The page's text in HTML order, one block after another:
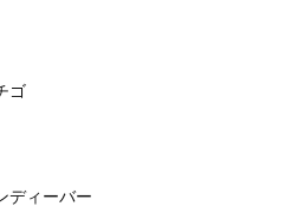
ゴ
ディーバー